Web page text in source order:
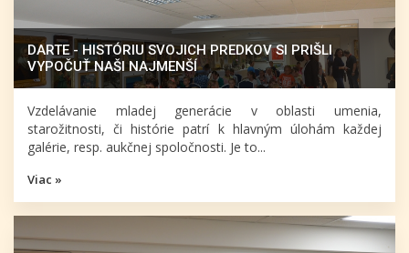
DARTE - HISTÓRIU SVOJICH PREDKOV SI PRIŠLI
VYPOČUŤ NAŠI NAJMENŠÍ
Vzdelávanie mladej generácie v oblasti umenia,
starožitnosti, či histórie patrí k hlavným úlohám každej
galérie, resp. aukčnej spoločnosti. Je to...
Viac »